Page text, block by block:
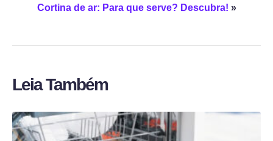
Cortina de ar: Para que serve? Descubra! »
Leia Também